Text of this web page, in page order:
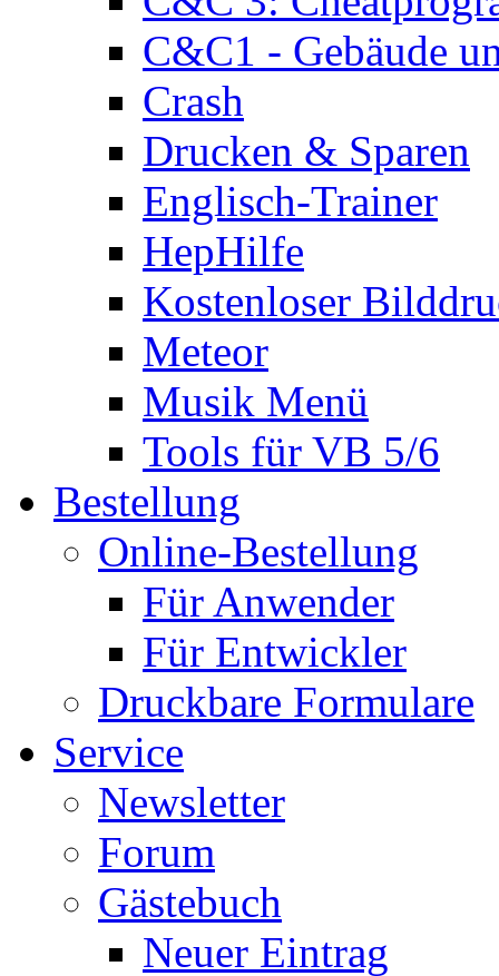
C&C1 - Gebäude
Crash
Drucken & Sparen
Englisch-Trainer
HepHilfe
Kostenloser
Meteor
Musik Menü
Tools für VB 5/6
Bestellung
Online-Bestellung
Für Anwender
Für Entwickler
Druckbare Formulare
Service
Newsletter
Forum
Gästebuch
Neuer Eintrag